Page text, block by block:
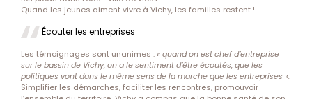
Quand les jeunes aiment vivre à Vichy, les familles restent !
Écouter les entreprises
Les témoignages sont unanimes :« quand on est chef d’entreprise
sur le bassin de Vichy, on a le sentiment d’être écoutés, que les
politiques vont dans le même sens de la marche que les entreprises ».
Simplifier les démarches, faciliter les rencontres, promouvoir